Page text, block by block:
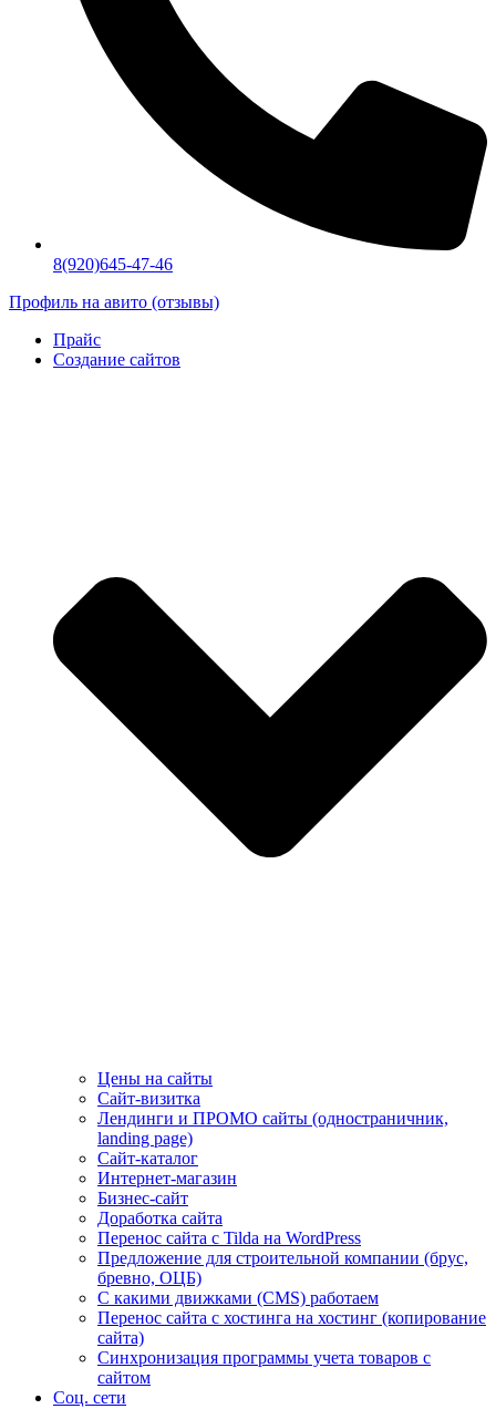
8(920)645-47-46
Профиль на авито (отзывы)
Прайс
Создание сайтов
Цены на сайты
Сайт-визитка
Лендинги и ПРОМО сайты (одностраничник,
landing page)
Сайт-каталог
Интернет-магазин
Бизнес-сайт
Доработка сайта
Перенос сайта с Tilda на WordPress
Предложение для строительной компании (брус,
бревно, ОЦБ)
С какими движками (CMS) работаем
Перенос сайта с хостинга на хостинг (копирование
сайта)
Синхронизация программы учета товаров с
сайтом
Соц. сети